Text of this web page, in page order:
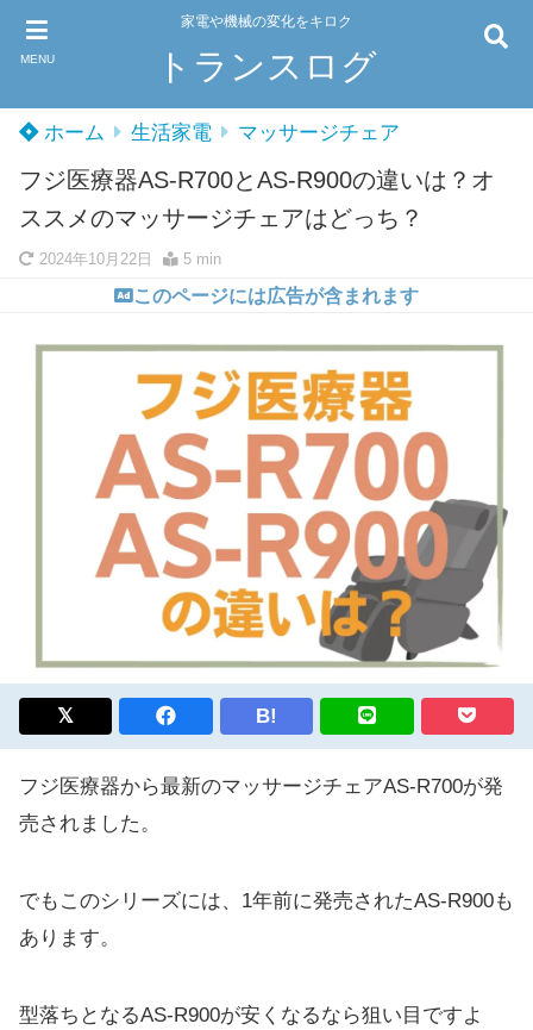
MENU
家電や機械の変化をキロク
トランスログ
ホーム 生活家電 マッサージチェア
フジ医療器AS-R700とAS-R900の違いは？オ
ススメのマッサージチェアはどっち？
2024年10月22日 5 min
B!
フジ医療器から最新のマッサージチェアAS-R700が発
売されました。
でもこのシリーズには、1年前に発売されたAS-R900も
あります。
型落ちとなるAS-R900が安くなるなら狙い目ですよ